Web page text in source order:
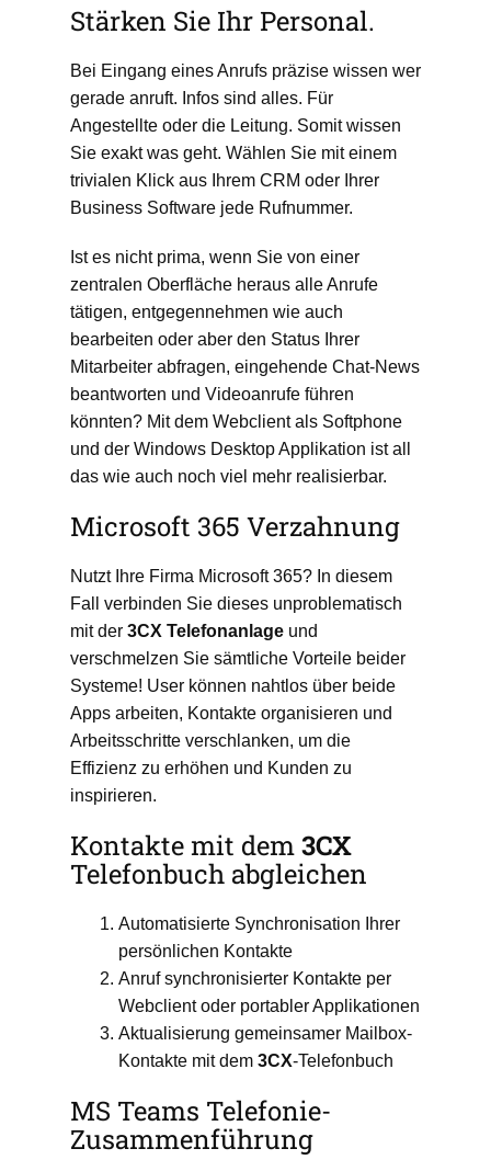
Stärken Sie Ihr Personal.
Bei Eingang eines Anrufs präzise wissen wer
gerade anruft. Infos sind alles. Für
Angestellte oder die Leitung. Somit wissen
Sie exakt was geht. Wählen Sie mit einem
trivialen Klick aus Ihrem CRM oder Ihrer
Business Software jede Rufnummer.
Ist es nicht prima, wenn Sie von einer
zentralen Oberfläche heraus alle Anrufe
tätigen, entgegennehmen wie auch
bearbeiten oder aber den Status Ihrer
Mitarbeiter abfragen, eingehende Chat-News
beantworten und Videoanrufe führen
könnten? Mit dem Webclient als Softphone
und der Windows Desktop Applikation ist all
das wie auch noch viel mehr realisierbar.
Microsoft 365 Verzahnung
Nutzt Ihre Firma Microsoft 365? In diesem
Fall verbinden Sie dieses unproblematisch
mit der 3CX Telefonanlage und
verschmelzen Sie sämtliche Vorteile beider
Systeme! User können nahtlos über beide
Apps arbeiten, Kontakte organisieren und
Arbeitsschritte verschlanken, um die
Effizienz zu erhöhen und Kunden zu
inspirieren.
Kontakte mit dem3CX
Telefonbuch abgleichen
Automatisierte Synchronisation Ihrer
persönlichen Kontakte
Anruf synchronisierter Kontakte per
Webclient oder portabler Applikationen
Aktualisierung gemeinsamer Mailbox-
Kontakte mit dem 3CX-Telefonbuch
MS Teams Telefonie-
Zusammenführung